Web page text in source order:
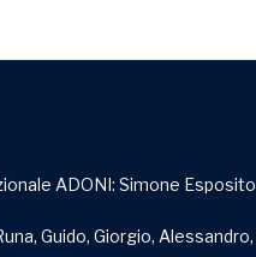
ADONI: Simone Esposito
Guido, Giorgio,